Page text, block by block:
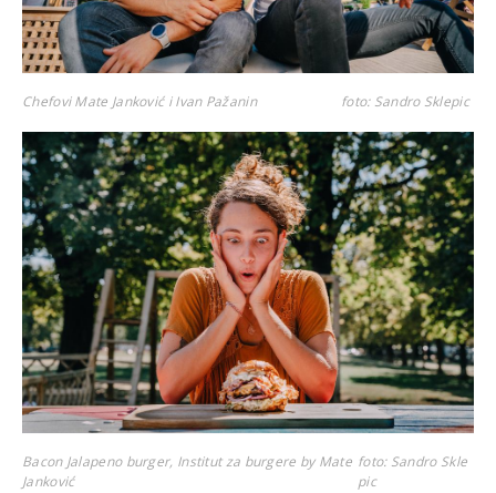
Chefovi Mate Janković i Ivan Pažanin foto: Sandro Sklepic
Bacon Jalapeno burger, Institut za burgere by Mate
Janković
foto: Sandro Skle
pic